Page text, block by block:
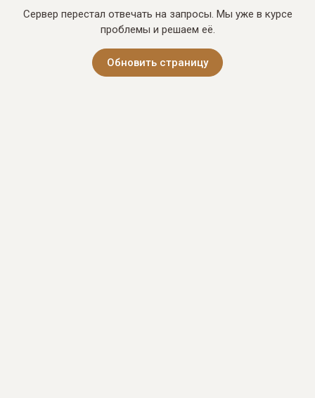
Сервер перестал отвечать на запросы. Мы уже в курсе
проблемы и решаем её.
Обновить страницу